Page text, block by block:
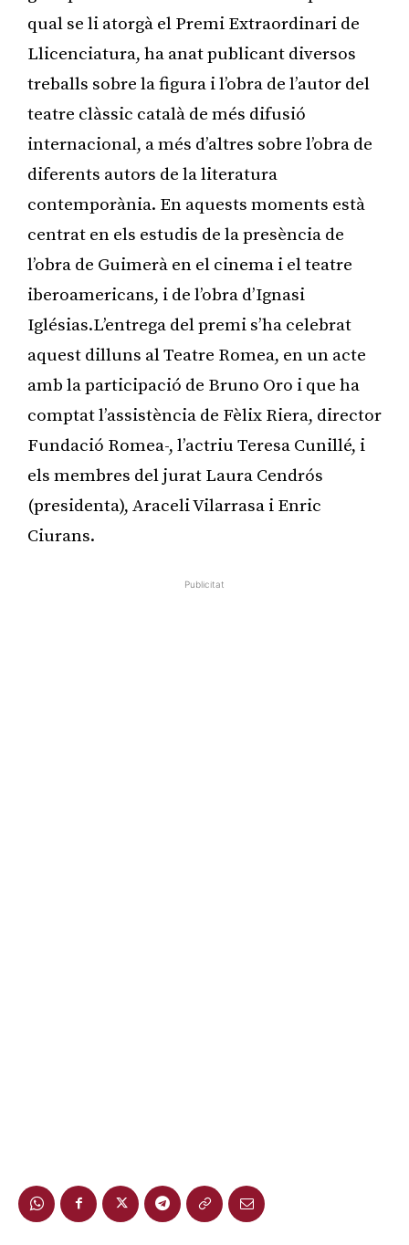
qual se li atorgà el Premi Extraordinari de
Llicenciatura, ha anat publicant diversos
treballs sobre la figura i l’obra de l’autor del
teatre clàssic català de més difusió
internacional, a més d’altres sobre l’obra de
diferents autors de la literatura
contemporània. En aquests moments està
centrat en els estudis de la presència de
l’obra de Guimerà en el cinema i el teatre
iberoamericans, i de l’obra d’Ignasi
Iglésias.L’entrega del premi s’ha celebrat
aquest dilluns al Teatre Romea, en un acte
amb la participació de Bruno Oro i que ha
comptat l’assistència de Fèlix Riera, director
Fundació Romea-, l’actriu Teresa Cunillé, i
els membres del jurat Laura Cendrós
(presidenta), Araceli Vilarrasa i Enric
Ciurans.
Publicitat